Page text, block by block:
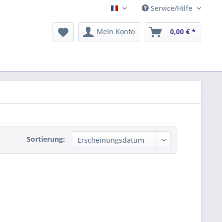
Français Service/Hilfe
Mein Konto 0,00 € *
Sortierung: